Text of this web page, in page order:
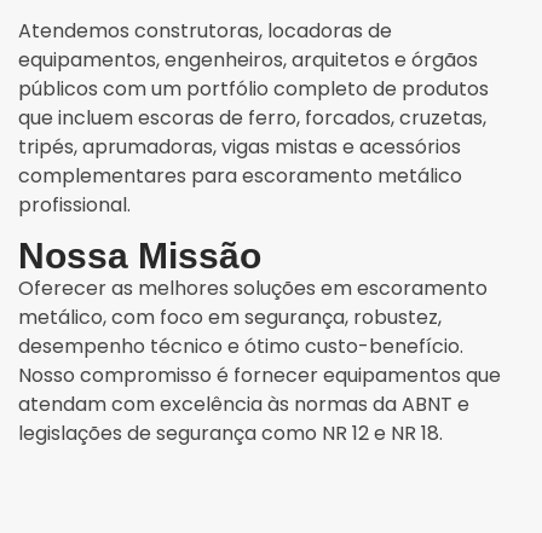
Atendemos construtoras, locadoras de
equipamentos, engenheiros, arquitetos e órgãos
públicos com um portfólio completo de produtos
que incluem escoras de ferro, forcados, cruzetas,
tripés, aprumadoras, vigas mistas e acessórios
complementares para escoramento metálico
profissional.
Nossa Missão
Oferecer as melhores soluções em escoramento
metálico, com foco em segurança, robustez,
desempenho técnico e ótimo custo-benefício.
Nosso compromisso é fornecer equipamentos que
atendam com excelência às normas da ABNT e
legislações de segurança como NR 12 e NR 18.